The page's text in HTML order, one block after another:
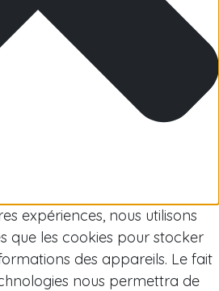
expériences, nous utilisons
que les cookies pour stocker
des appareils. Le fait
nous permettra de
Arctic